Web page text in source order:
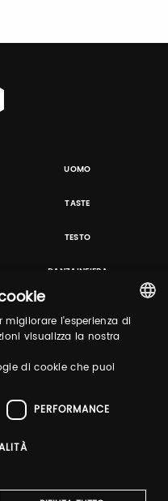
UOMO
TASTE
TESTO
DANZAINFIERA
sociale 648.457 € N° iscriz. Reg.
Whistleblowing·Cookies
ITALIAN
l'esperienza di
visualizza la nostra
di cookie che puoi
PERFORMANCE